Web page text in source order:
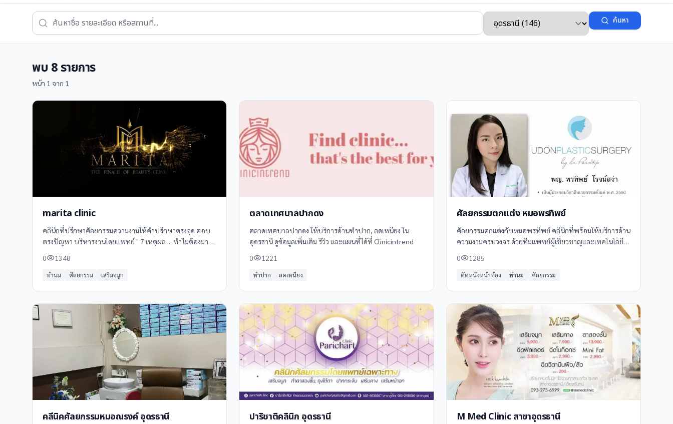
ค้นหา
พบ 8รายการ
หน้า 1 จาก 1
marita clinic
คลินิกที่ปรึกษาศัลยกรรมความงามให้คำปรึกษาตรงจุด ตอบ
ตรงปัญหา บริหารงานโดยแพทย์ " 7 เหตุผล ... ทำไมต้องมา
เครื่อง Laser ที่ทันสมัย - Helios,Trios 3. ห้องผ่าตัดมาตรฐาน
โรงพยาบาลชั้นนำ 4. ซิลิโคน Filler,Botox มาตรฐานจาก USA
ตอบโจทย์ทุกความต้องการ
0 1348
ทำนม ศัลยกรรม เสริมจมูก
ตลาดเทศบาลปากดง
ตลาดเทศบาลปากดง ให้บริการด้านทำปาก, ลดเหนียง ใน
อุดรธานี ดูข้อมูลเพิ่มเติม รีวิว และแผนที่ได้ที่ Clinicintrend
0
1221
ทำปาก ลดเหนียง
ศัลยกรรมตกแต่ง หมอพรทิพย์
ศัลยกรรมตกแต่งกับหมอพรทิพย์ คลินิกที่พร้อมให้บริการด้าน
ความงามครบวงจร ด้วยทีมแพทย์ผู้เชี่ยวชาญและเทคโนโลยี
0 1285
ตัดหนังหน้าท้อง ทำนม ศัลยกรรม
คลีนิคศัลยกรรมหมอณรงค์ อุดรธานี ปาริชาติคลินิก อุดรธานี M Med Clinic สาขาอุดรธานี